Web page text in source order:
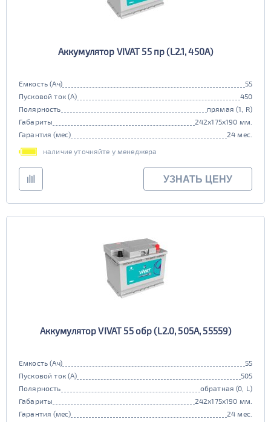
Аккумулятор VIVAT 55 пр (L2.1, 450A)
Емкость (Ач)
55
Пусковой ток (А)
450
Полярность
прямая (1, R)
Габариты
242x175x190 мм.
Гарантия (мес)
24 мес.
наличие уточняйте у менеджера
УЗНАТЬ ЦЕНУ
Аккумулятор VIVAT 55 обр (L2.0, 505A, 55559)
Емкость (Ач)
55
Пусковой ток (А)
505
Полярность
обратная (0, L)
Габариты
242x175x190 мм.
Гарантия (мес)
24 мес.